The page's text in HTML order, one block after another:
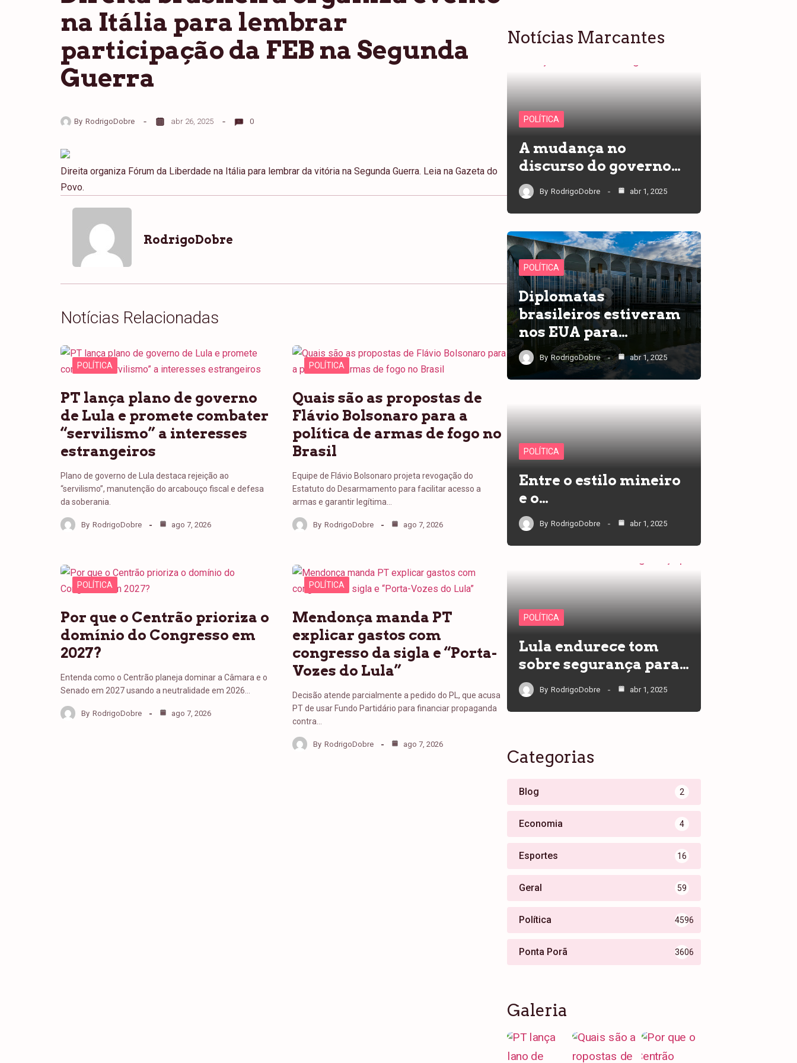
na Itália para lembrar
participação da FEB na Segunda
Guerra
By RodrigoDobre abr 26, 2025 0
Direita organiza Fórum da Liberdade na Itália para lembrar da vitória na Segunda Guerra. Leia na Gazeta do
Povo.
RodrigoDobre
Notícias Relacionadas
POLÍTICA
PT lança plano de governo
de Lula e promete combater
“servilismo” a interesses
estrangeiros
Plano de governo de Lula destaca rejeição ao
“servilismo”, manutenção do arcabouço fiscal e defesa
da soberania.
By RodrigoDobre ago 7, 2026
POLÍTICA
Quais são as propostas de
Flávio Bolsonaro para a
política de armas de fogo no
Brasil
Equipe de Flávio Bolsonaro projeta revogação do
Estatuto do Desarmamento para facilitar acesso a
armas e garantir legítima…
By RodrigoDobre ago 7, 2026
POLÍTICA
Por que o Centrão prioriza o
domínio do Congresso em
2027?
Entenda como o Centrão planeja dominar a Câmara e o
Senado em 2027 usando a neutralidade em 2026…
By RodrigoDobre ago 7, 2026
POLÍTICA
Mendonça manda PT
explicar gastos com
congresso da sigla e “Porta-
Vozes do Lula”
Decisão atende parcialmente a pedido do PL, que acusa
PT de usar Fundo Partidário para financiar propaganda
contra…
By RodrigoDobre ago 7, 2026
Notícias Marcantes
POLÍTICA
A mudança no
discurso do governo…
By RodrigoDobre abr 1, 2025
POLÍTICA
Diplomatas
brasileiros estiveram
nos EUA para…
By RodrigoDobre abr 1, 2025
POLÍTICA
Entre o estilo mineiro
e o…
By RodrigoDobre abr 1, 2025
POLÍTICA
Lula endurece tom
sobre segurança para…
By RodrigoDobre abr 1, 2025
Categorias
Blog 2
Economia 4
Esportes 16
Geral 59
Política 4596
Ponta Porã 3606
Galeria